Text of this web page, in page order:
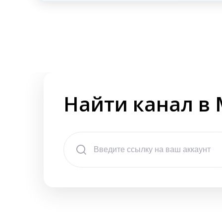
Найти канал в